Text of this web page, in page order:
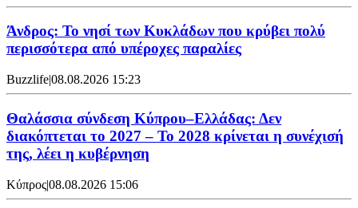
Άνδρος: Το νησί των Κυκλάδων που κρύβει πολύ
περισσότερα από υπέροχες παραλίες
Buzzlife|08.08.2026 15:23
Θαλάσσια σύνδεση Κύπρου–Ελλάδας: Δεν
διακόπτεται το 2027 – Το 2028 κρίνεται η συνέχισή
της, λέει η κυβέρνηση
Κύπρος|08.08.2026 15:06